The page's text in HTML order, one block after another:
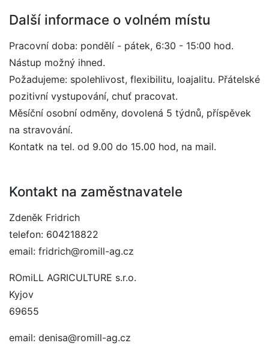
Další informace o volném místu
Pracovní doba: pondělí - pátek, 6:30 - 15:00 hod.
Nástup možný ihned.
Požadujeme: spolehlivost, flexibilitu, loajalitu. Přátelské
pozitivní vystupování, chuť pracovat.
Měsíční osobní odměny, dovolená 5 týdnů, příspěvek
na stravování.
Kontatk na tel. od 9.00 do 15.00 hod, na mail.
Kontakt na zaměstnavatele
Zdeněk Fridrich
telefon: 604218822
email: fridrich@romill-ag.cz
ROmiLL AGRICULTURE s.r.o.
Kyjov
69655
email: denisa@romill-ag.cz